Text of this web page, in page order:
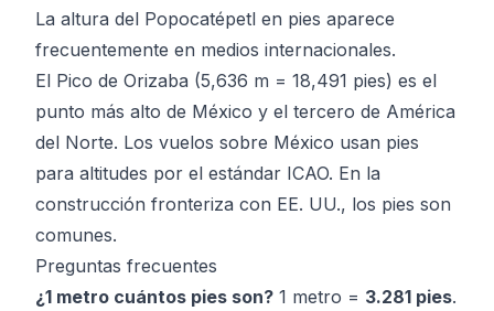
La altura del Popocatépetl en pies aparece
frecuentemente en medios internacionales.
El Pico de Orizaba (5,636 m = 18,491 pies) es el
punto más alto de México y el tercero de América
del Norte. Los vuelos sobre México usan pies
para altitudes por el estándar ICAO. En la
construcción fronteriza con EE. UU., los pies son
comunes.
Preguntas frecuentes
¿1 metro cuántos pies son? 1 metro = 3.281 pies.